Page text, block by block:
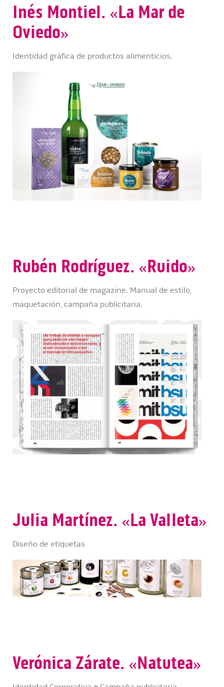
Inés Montiel. «La Mar de
Oviedo»
Identidad gráfica de productos alimenticios.
Rubén Rodríguez. «Ruido»
Proyecto editorial de magazine. Manual de estilo,
maquetación, campaña publicitaria.
Julia Martínez. «La Valleta»
Diseño de etiquetas
Verónica Zárate. «Natutea»